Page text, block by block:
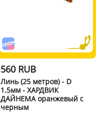
560 RUB
Линь (25 метров) - D
1.5мм - ХАРДВИК
ДАЙНЕМА оранжевый с
черным